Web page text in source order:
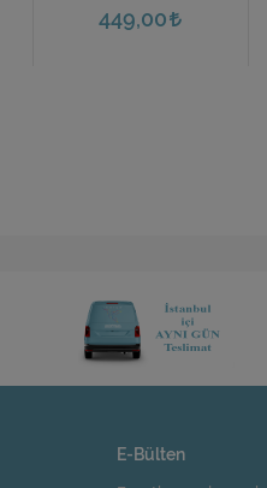
449,00
E-Bülten